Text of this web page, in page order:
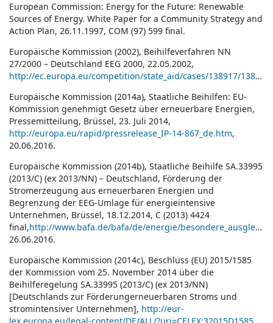
European Commission: Energy for the Future: Renewable
Sources of Energy. White Paper for a Community Strategy and
Action Plan, 26.11.1997, COM (97) 599 final.
Europäische Kommission (2002), Beihilfeverfahren NN
27/2000 – Deutschland EEG 2000, 22.05.2002,
http://ec.europa.eu/competition/state_aid/cases/138917/138917_410173_26_2.pdf,20.06.2016
Europäische Kommission (2014a), Staatliche Beihilfen: EU-
Kommission genehmigt Gesetz über erneuerbare Energien,
Pressemitteilung, Brüssel, 23. Juli 2014,
http://europa.eu/rapid/pressrelease_IP-14-867_de.htm,
20.06.2016.
Europäische Kommission (2014b), Staatliche Beihilfe SA.33995
(2013/C) (ex 2013/NN) – Deutschland, Förderung der
Stromerzeugung aus erneuerbaren Energien und
Begrenzung der EEG-Umlage für energieintensive
Unternehmen, Brüssel, 18.12.2014, C (2013) 4424
final,http://www.bafa.de/bafa/de/energie/besondere_ausgleichsregelung_eeg/publikationen/bmwi/131219_beschluss_der_kommission_staatliche_beihilfe.pdf
26.06.2016.
Europäische Kommission (2014c), Beschluss (EU) 2015/1585
der Kommission vom 25. November 2014 über die
Beihilferegelung SA.33995 (2013/C) (ex 2013/NN)
[Deutschlands zur Förderungerneuerbaren Stroms und
stromintensiver Unternehmen], http://eur-